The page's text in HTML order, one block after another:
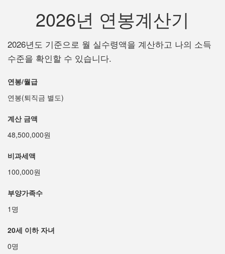
2026년 연봉계산기
2026년도 기준으로 월 실수령액을 계산하고 나의 소득
수준을 확인할 수 있습니다.
연봉/월급
연봉(퇴직금 별도)
계산 금액
48,500,000원
비과세액
100,000원
부양가족수
1명
20세 이하 자녀
0명